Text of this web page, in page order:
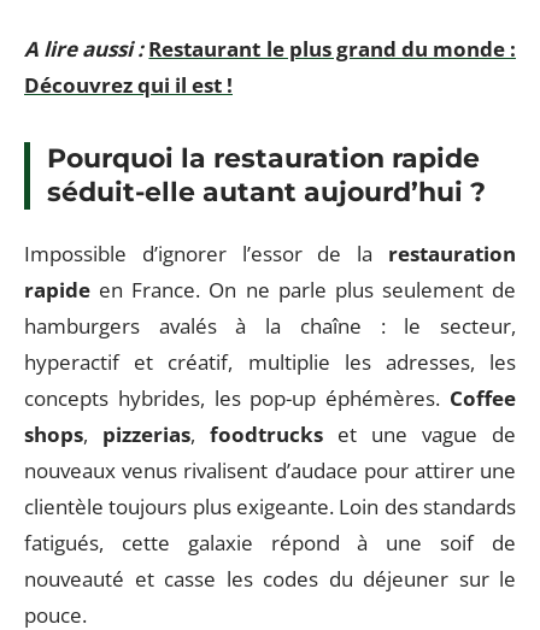
A lire aussi : Restaurant le plus grand du monde :
Découvrez qui il est !
Pourquoi la restauration rapide
séduit-elle autant aujourd’hui ?
Impossible d’ignorer l’essor de la restauration
rapide en France. On ne parle plus seulement de
hamburgers avalés à la chaîne : le secteur,
hyperactif et créatif, multiplie les adresses, les
concepts hybrides, les pop-up éphémères. Coffee
shops, pizzerias, foodtrucks et une vague de
nouveaux venus rivalisent d’audace pour attirer une
clientèle toujours plus exigeante. Loin des standards
fatigués, cette galaxie répond à une soif de
nouveauté et casse les codes du déjeuner sur le
pouce.